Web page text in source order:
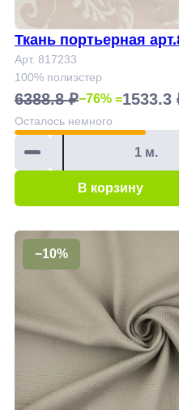
Ткань портьерная
Арт. 817233
100% полиэстер
6388.8 ₽−76% =1533.3
Осталось немного
В корзину
−10%